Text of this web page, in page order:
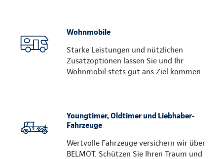
Wohnmobile
Starke Leistungen und nützlichen
Zusatzoptionen lassen Sie und Ihr
Wohnmobil stets gut ans Ziel kommen.
Youngtimer, Oldtimer und Liebhaber-
Fahrzeuge
Wertvolle Fahrzeuge versichern wir über
BELMOT. Schützen Sie Ihren Traum und